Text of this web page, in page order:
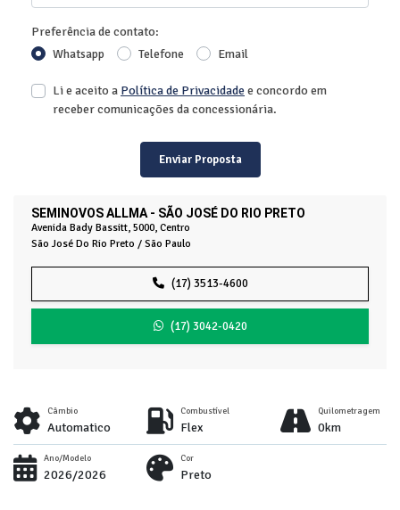
SEMINOVOS ALLMA - SÃO JOSÉ DO RIO PRETO
Avenida Bady Bassitt, 5000, Centro
São José Do Rio Preto / São Paulo
(17) 3513-4600
(17) 3042-0420
Preferência de contato:
Whatsapp
Telefone Email
Li e aceito a Política de Privacidadee concordo em
receber comunicações da concessionária.
Enviar Proposta
Câmbio
Automatico
Combustível
Flex
Quilometragem
0km
Ano/Modelo
2026/2026
Cor
Preto